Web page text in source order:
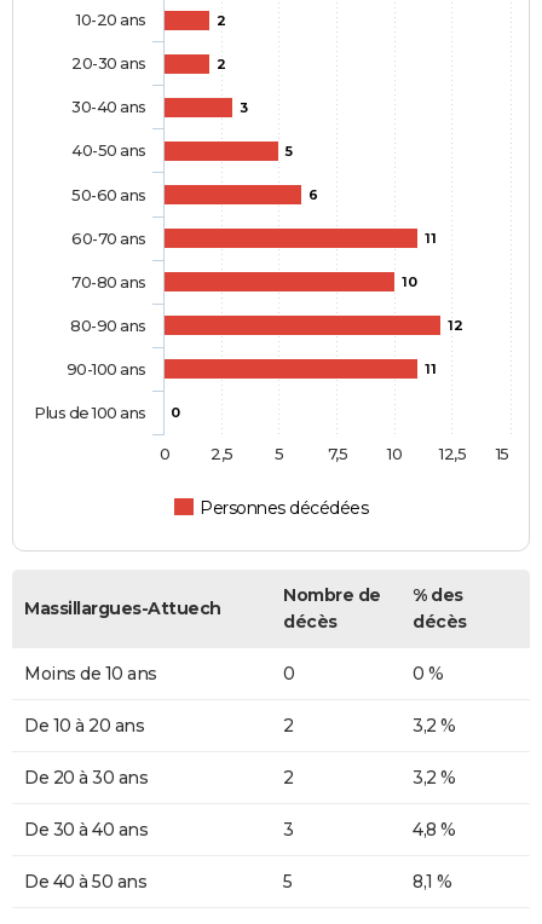
2
2
3
5
6
11
10
12
11
0
Personnes décédées
10-20 ans
20-30 ans
30-40 ans
40-50 ans
50-60 ans
60-70 ans
70-80 ans
80-90 ans
90-100 ans
Plus de 100 ans
0 2,5 5 7,5 10 12,5 15
Massillargues-Attuech
Nombre de
décès
% des
décès
Moins de 10 ans 0 0 %
De 10 à 20 ans 2 3,2 %
De 20 à 30 ans 2 3,2 %
De 30 à 40 ans 3 4,8 %
De 40 à 50 ans 5 8,1 %